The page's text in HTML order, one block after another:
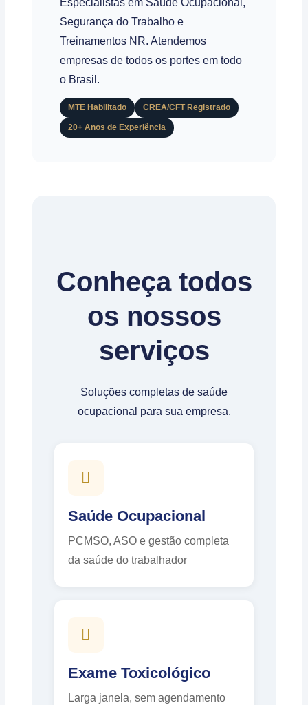
Especialistas em Saúde Ocupacional,
Segurança do Trabalho e
Treinamentos NR. Atendemos
empresas de todos os portes em todo
o Brasil.
MTE Habilitado CREA/CFT Registrado
20+ Anos de Experiência
Conheça todos
os nossos
serviços
Soluções completas de saúde
ocupacional para sua empresa.
Saúde Ocupacional
PCMSO, ASO e gestão completa
da saúde do trabalhador
Exame Toxicológico
Larga janela, sem agendamento